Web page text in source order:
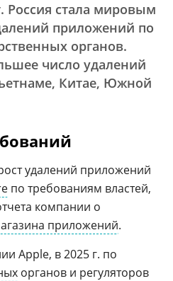
Россия стала мировым
приложений по
органов.
число удалений
Китае, Южной
удалений приложений
по требованиям властей,
компании о
приложений.
Apple, в 2025 г. по
органов и регуляторов